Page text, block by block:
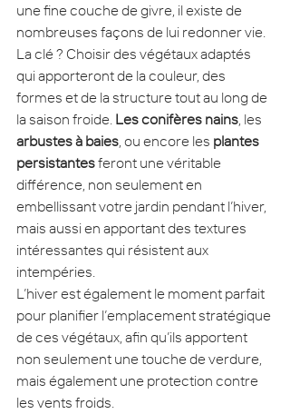
une fine couche de givre, il existe de
nombreuses façons de lui redonner vie.
La clé ? Choisir des végétaux adaptés
qui apporteront de la couleur, des
formes et de la structure tout au long de
la saison froide. Les conifères nains, les
arbustes à baies, ou encore les plantes
persistantes feront une véritable
différence, non seulement en
embellissant votre jardin pendant l’hiver,
mais aussi en apportant des textures
intéressantes qui résistent aux
intempéries.
L’hiver est également le moment parfait
pour planifier l’emplacement stratégique
de ces végétaux, afin qu’ils apportent
non seulement une touche de verdure,
mais également une protection contre
les vents froids.